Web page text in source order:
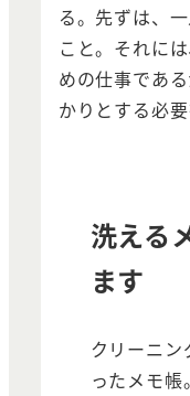
る。先ずは、
こと。それに
めの仕事であ
かりとする必
洗える
ます
クリーニ
ったメモ